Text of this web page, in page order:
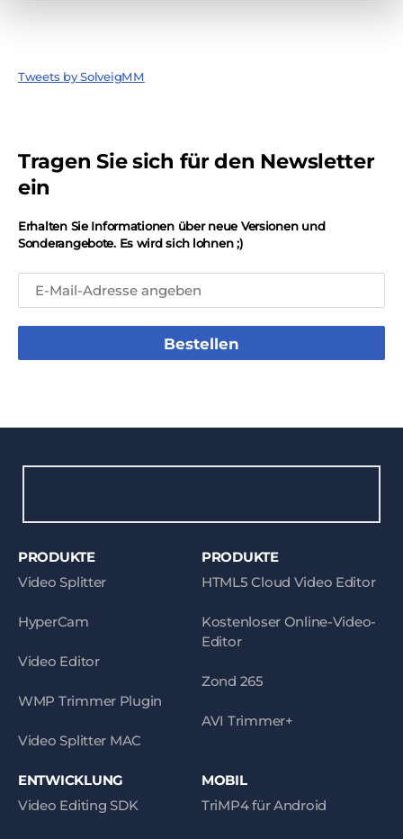
Tweets by SolveigMM
Tragen Sie sich für den Newsletter
ein
Erhalten Sie Informationen über neue Versionen und
Sonderangebote. Es wird sich lohnen ;)
Bestellen
PRODUKTE
Video Splitter
HyperCam
Video Editor
WMP Trimmer Plugin
Video Splitter MAC
PRODUKTE
HTML5 Cloud Video Editor
Kostenloser Online-Video-
Editor
Zond 265
AVI Trimmer+
ENTWICKLUNG
Video Editing SDK
MOBIL
TriMP4 für Android